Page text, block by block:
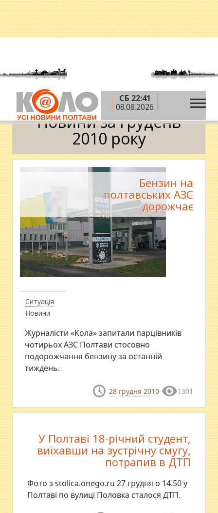
СБ 22:41
08.08.2026
Головна » 2010 рік » грудень Календар
Новини за грудень
2010 року
Ситуація
Новини
Бензин на
полтавських АЗС
дорожчає
Журналісти «Кола» запитали парцівників
чотирьох АЗС Полтави стосовно
подорожчання бензину за останній
тиждень.
28 грудня 2010 1301
У Полтаві 18-річний студент,
виїхавши на зустрічну смугу,
потрапив в ДТП
Фото з stolica.onego.ru 27 грудня о 14.50 у
Полтаві по вулиці Половка сталося ДТП.